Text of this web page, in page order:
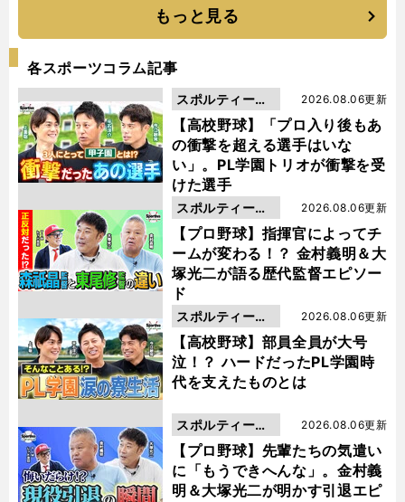
もっと見る
各スポーツコラム記事
【高校野球】「プロ入り後もあ
の衝撃を超える選手はいな
い」。PL学園トリオが衝撃を受
けた選手
2026.08.06更新
スポルティーバ
動画
【プロ野球】指揮官によってチ
ームが変わる！？ 金村義明＆大
塚光二が語る歴代監督エピソー
ド
2026.08.06更新
スポルティーバ
動画
【高校野球】部員全員が大号
泣！？ ハードだったPL学園時
代を支えたものとは
2026.08.06更新
スポルティーバ
動画
【プロ野球】先輩たちの気遣い
に「もうできへんな」。金村義
明＆大塚光二が明かす引退エピ
2026.08.06更新
スポルティーバ
動画